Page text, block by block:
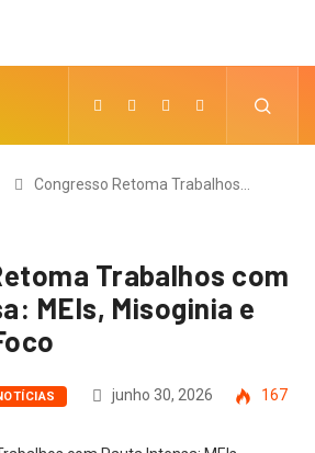
Congresso Retoma Trabalhos…
Trabalhos com
MEIs, Misoginia e
junho 30, 2026 167